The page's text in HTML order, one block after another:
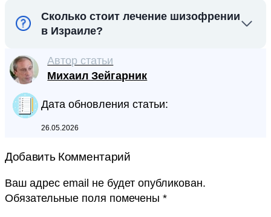
Сколько стоит лечение шизофрении
в Израиле?
Автор статьи
Михаил Зейгарник
Дата обновления статьи:
26.05.2026
Добавить Комментарий
Ваш адрес email не будет опубликован.
Обязательные поля помечены *